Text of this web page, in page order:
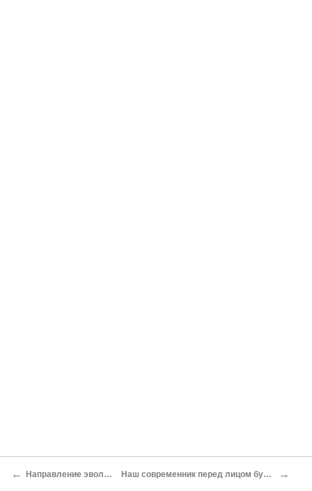
← Направление эволюции Наш современник перед лицом будущего →